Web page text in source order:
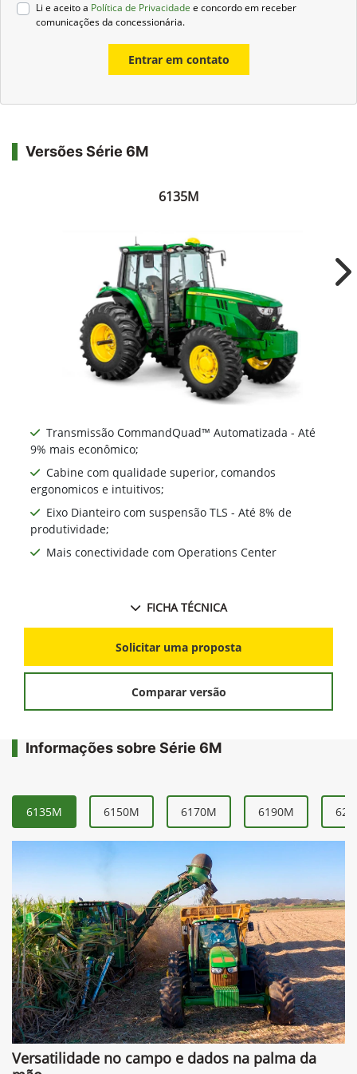
Li e aceito a Política de Privacidade e concordo em receber
comunicações da concessionária.
Entrar em contato
Versões Série 6M
6135M
Transmissão CommandQuad™ Automatizada - Até
9% mais econômico;
Cabine com qualidade superior, comandos
ergonomicos e intuitivos;
Eixo Dianteiro com suspensão TLS - Até 8% de
produtividade;
Mais conectividade com Operations Center
FICHA TÉCNICA
Solicitar uma proposta
Comparar versão
Informações sobre Série 6M
6135M 6150M 6170M 6190M
Versatilidade no campo e dados na palma da